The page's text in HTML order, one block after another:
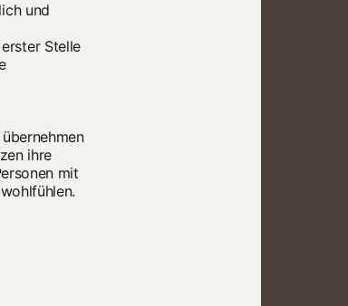
und
Stelle
ihre
mit